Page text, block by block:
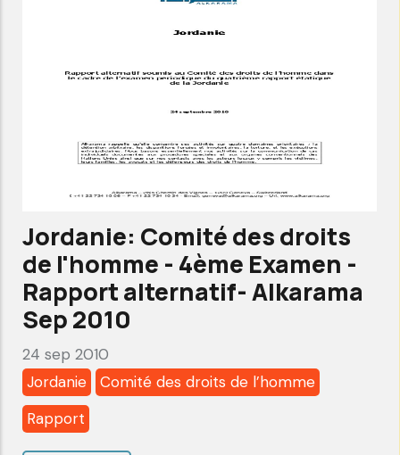
-5ème
Examen-
liste
des
questions
Alkarama
Dec
2010
Jordanie: Comité des droits
de l'homme - 4ème Examen -
Rapport alternatif- Alkarama
Sep 2010
24 sep 2010
Jordanie
Comité des droits de l’homme
Rapport